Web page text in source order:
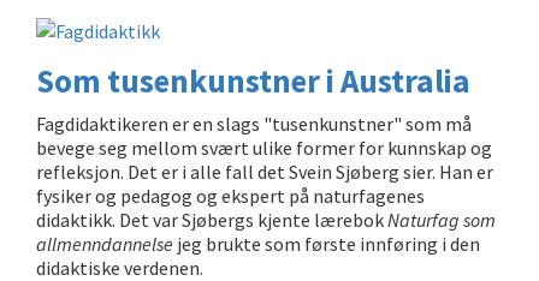
Som tusenkunstner i Australia
Fagdidaktikeren er en slags "tusenkunstner" som må
bevege seg mellom svært ulike former for kunnskap og
refleksjon. Det er i alle fall det Svein Sjøberg sier. Han er
fysiker og pedagog og ekspert på naturfagenes
didaktikk. Det var Sjøbergs kjente lærebokNaturfag som
allmenndannelse jeg brukte som første innføring i den
didaktiske verdenen.